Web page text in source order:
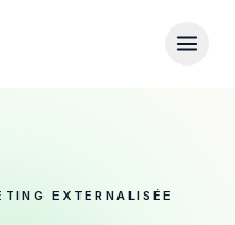
EXTERNALISÉE